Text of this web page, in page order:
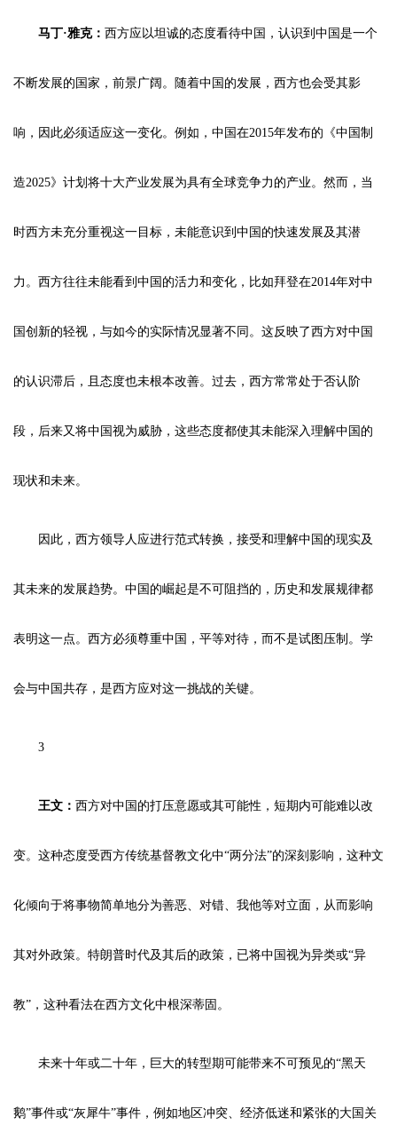
马丁·雅克： 西方应以坦诚的态度看待中国，认识到中国是一个
不断发展的国家，前景广阔。随着中国的发展，西方也会受其影
响，因此必须适应这一变化。例如，中国在2015年发布的《中国制
造2025》计划将十大产业发展为具有全球竞争力的产业。然而，当
时西方未充分重视这一目标，未能意识到中国的快速发展及其潜
力。西方往往未能看到中国的活力和变化，比如拜登在2014年对中
国创新的轻视，与如今的实际情况显著不同。这反映了西方对中国
的认识滞后，且态度也未根本改善。过去，西方常常处于否认阶
段，后来又将中国视为威胁，这些态度都使其未能深入理解中国的
现状和未来。
因此，西方领导人应进行范式转换，接受和理解中国的现实及
其未来的发展趋势。中国的崛起是不可阻挡的，历史和发展规律都
表明这一点。西方必须尊重中国，平等对待，而不是试图压制。学
会与中国共存，是西方应对这一挑战的关键。
3
王文： 西方对中国的打压意愿或其可能性，短期内可能难以改
变。这种态度受西方传统基督教文化中“两分法”的深刻影响，这种文
化倾向于将事物简单地分为善恶、对错、我他等对立面，从而影响
其对外政策。特朗普时代及其后的政策，已将中国视为异类或“异
教”，这种看法在西方文化中根深蒂固。
未来十年或二十年，巨大的转型期可能带来不可预见的“黑天
鹅”事件或“灰犀牛”事件，例如地区冲突、经济低迷和紧张的大国关